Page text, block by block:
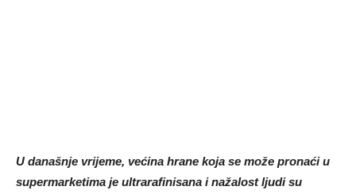
U današnje vrijeme, većina hrane koja se može pronaći u
supermarketima je ultrarafinisana i nažalost ljudi su